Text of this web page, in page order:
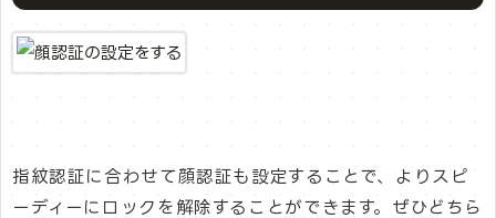
指紋認証に合わせて顔認証も設定することで、よりスピ
ーディーにロックを解除することができます。ぜひどちら